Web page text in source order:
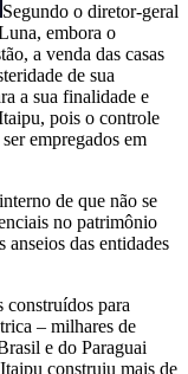
Segundo o diretor-geral
embora o
a venda das casas
de sua
a sua finalidade e
pois o controle
empregados em
de que não se
no patrimônio
anseios das entidades
construídos para
– milhares de
e do Paraguai
construiu mais de